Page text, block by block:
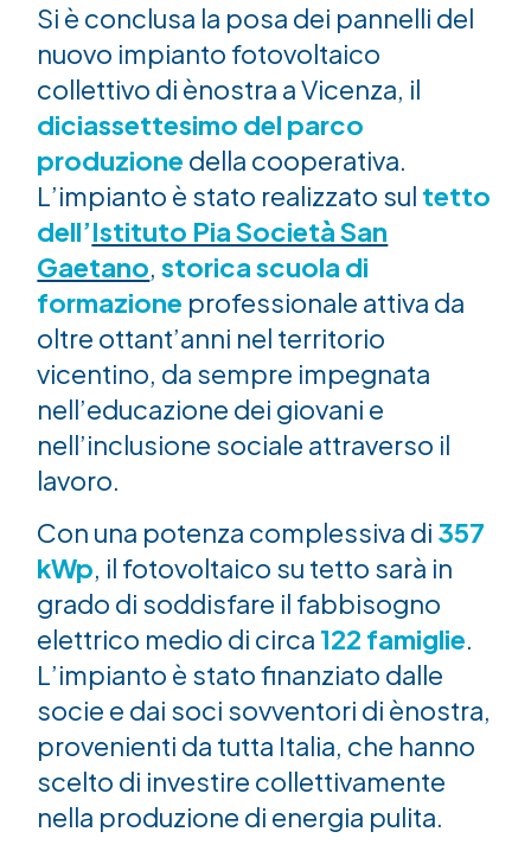
Si è conclusa la posa dei pannelli del
nuovo impianto fotovoltaico
collettivo di ènostra a Vicenza, il
diciassettesimo del parco
produzione della cooperativa.
L’impianto è stato realizzato sul tetto
dell’Istituto Pia Società San
Gaetano,storica scuola di
formazione professionale attiva da
oltre ottant’anni nel territorio
vicentino, da sempre impegnata
nell’educazione dei giovani e
nell’inclusione sociale attraverso il
lavoro.
Con una potenza complessiva di 357
kWp, il fotovoltaico su tetto sarà in
grado di soddisfare il fabbisogno
elettrico medio di circa 122 famiglie.
L’impianto è stato finanziato dalle
socie e dai soci sovventori di ènostra,
provenienti da tutta Italia, che hanno
scelto di investire collettivamente
nella produzione di energia pulita.